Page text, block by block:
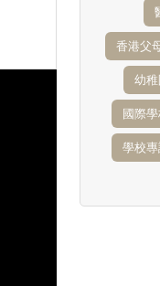
香港父
幼稚
國際
學校專